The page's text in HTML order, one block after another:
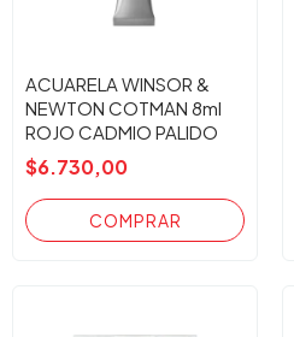
ACUARELA WINSOR &
NEWTON COTMAN 8ml
ROJO CADMIO PALIDO
103
$6.730,00